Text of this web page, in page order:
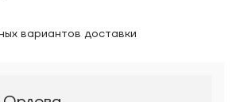
вариантов доставки